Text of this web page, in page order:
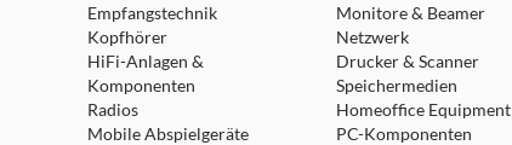
Empfangstechnik
Kopfhörer
HiFi-Anlagen &
Komponenten
Radios
Mobile Abspielgeräte
Monitore & Beamer
Netzwerk
Drucker & Scanner
Speichermedien
Homeoffice Equipment
PC-Komponenten